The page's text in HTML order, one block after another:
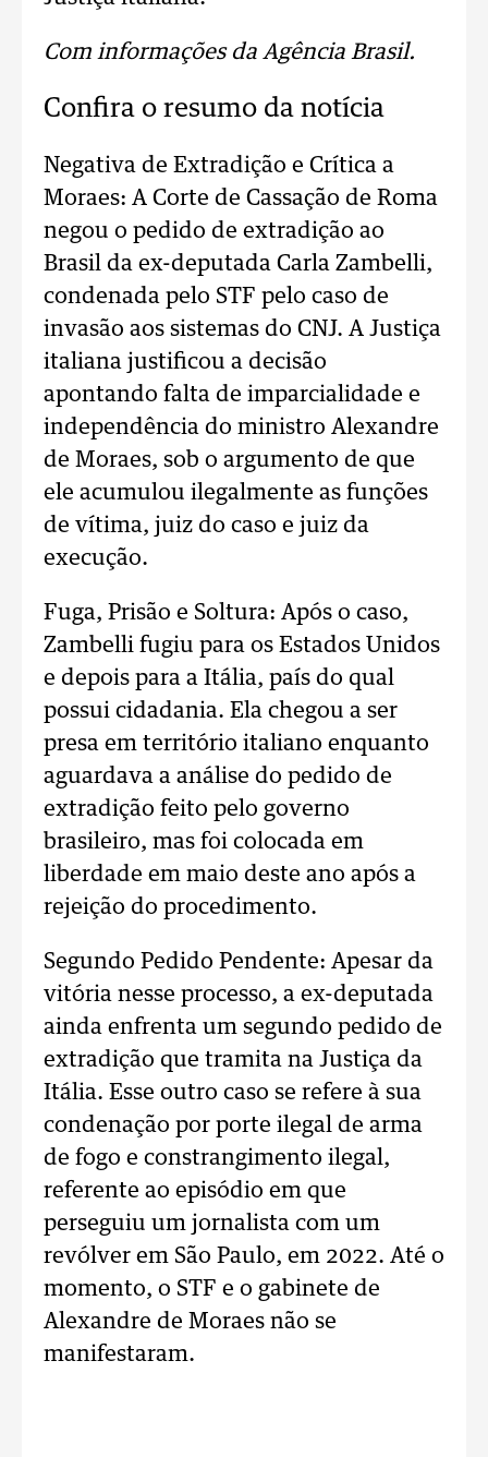
Com informações da Agência Brasil.
Confira o resumo da notícia
Negativa de Extradição e Crítica a
Moraes: A Corte de Cassação de Roma
negou o pedido de extradição ao
Brasil da ex-deputada Carla Zambelli,
condenada pelo STF pelo caso de
invasão aos sistemas do CNJ. A Justiça
italiana justificou a decisão
apontando falta de imparcialidade e
independência do ministro Alexandre
de Moraes, sob o argumento de que
ele acumulou ilegalmente as funções
de vítima, juiz do caso e juiz da
execução.
Fuga, Prisão e Soltura: Após o caso,
Zambelli fugiu para os Estados Unidos
e depois para a Itália, país do qual
possui cidadania. Ela chegou a ser
presa em território italiano enquanto
aguardava a análise do pedido de
extradição feito pelo governo
brasileiro, mas foi colocada em
liberdade em maio deste ano após a
rejeição do procedimento.
Segundo Pedido Pendente: Apesar da
vitória nesse processo, a ex-deputada
ainda enfrenta um segundo pedido de
extradição que tramita na Justiça da
Itália. Esse outro caso se refere à sua
condenação por porte ilegal de arma
de fogo e constrangimento ilegal,
referente ao episódio em que
perseguiu um jornalista com um
revólver em São Paulo, em 2022. Até o
momento, o STF e o gabinete de
Alexandre de Moraes não se
manifestaram.